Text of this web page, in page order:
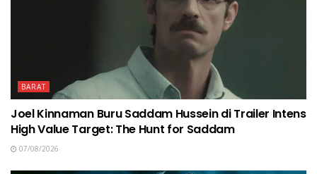
BARAT
Joel Kinnaman Buru Saddam Hussein di Trailer Intens
High Value Target: The Hunt for Saddam
07/08/2026